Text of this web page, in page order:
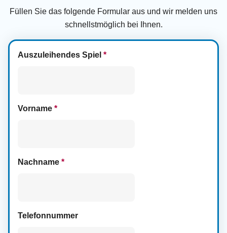
Füllen Sie das folgende Formular aus und wir melden uns
schnellstmöglich bei Ihnen.
Auszuleihendes Spiel *
Vorname *
Nachname *
Telefonnummer